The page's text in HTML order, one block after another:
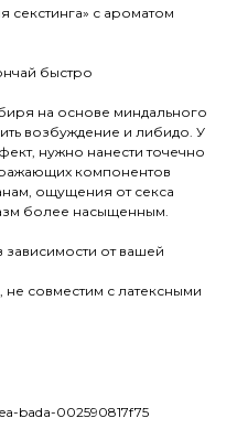
секстинга» с ароматом
быстро
на основе миндального
возбуждение и либидо. У
нужно нанести точечно
компонентов
ощущения от секса
более насыщенным.
зависимости от вашей
совместим с латексными
bada-002590817f75